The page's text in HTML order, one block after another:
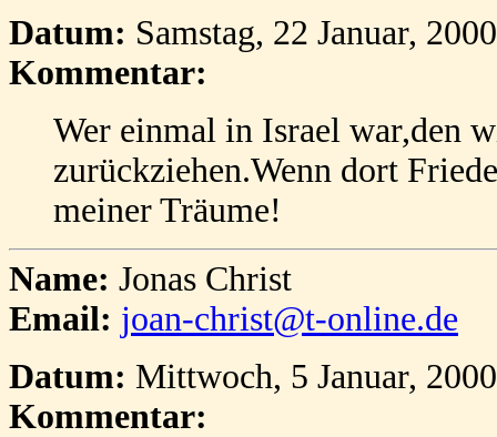
Datum: Samstag, 22 Januar,
Kommentar:
Wer einmal in Israel war,den
zurückziehen.Wenn dort
meiner Träume!
Name: Jonas Christ
Email: joan-christ@t-online.de
Datum: Mittwoch, 5 Januar,
Kommentar: